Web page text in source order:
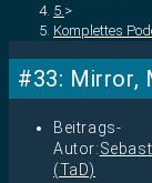
5. >
Komplettes
#33: Mirror,
Beitrags-
Autor:
(TaD)